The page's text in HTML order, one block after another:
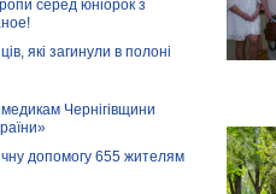
і
серед юніорок з
які загинули в полоні
Чернігівщини
допомогу 655 жителям